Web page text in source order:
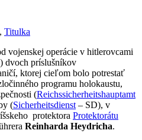
, Titulka
vojenskej operácie v hitlerovcami
dvoch príslušníkov
ktorej cieľom bolo potrestať
programu holokaustu,
(Reichssicherheitshauptamt
(Sicherheitsdienst – SD), v
protektora Protektorátu
Reinharda Heydricha.